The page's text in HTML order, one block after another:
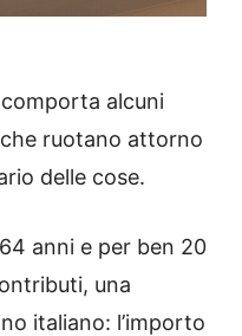
alcuni
ruotano attorno
delle cose.
anni e per ben 20
una
italiano: l’importo